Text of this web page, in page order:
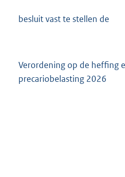
besluit vast te stellen de
Verordening op de heffing
precariobelasting 2026